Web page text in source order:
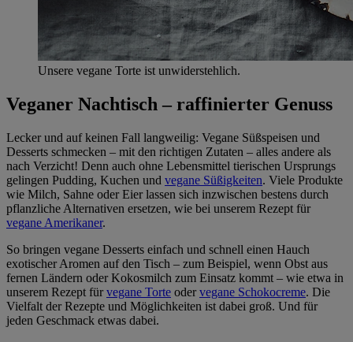
Unsere vegane Torte ist unwiderstehlich.
Veganer Nachtisch – raffinierter Genuss
Lecker und auf keinen Fall langweilig: Vegane Süßspeisen und
Desserts schmecken – mit den richtigen Zutaten – alles andere als
nach Verzicht! Denn auch ohne Lebensmittel tierischen Ursprungs
gelingen Pudding, Kuchen und vegane Süßigkeiten. Viele Produkte
wie Milch, Sahne oder Eier lassen sich inzwischen bestens durch
pflanzliche Alternativen ersetzen, wie bei unserem Rezept für
vegane Amerikaner.
So bringen vegane Desserts einfach und schnell einen Hauch
exotischer Aromen auf den Tisch – zum Beispiel, wenn Obst aus
fernen Ländern oder Kokosmilch zum Einsatz kommt – wie etwa in
unserem Rezept fürvegane Torte odervegane Schokocreme. Die
Vielfalt der Rezepte und Möglichkeiten ist dabei groß. Und für
jeden Geschmack etwas dabei.